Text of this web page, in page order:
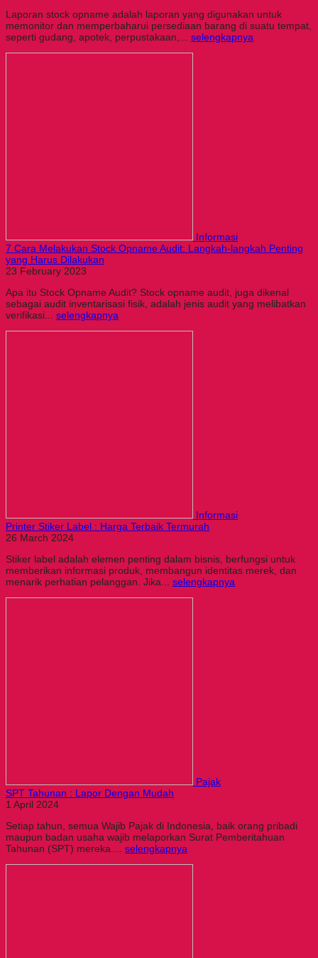
Laporan stock opname adalah laporan yang digunakan untuk
memonitor dan memperbaharui persediaan barang di suatu tempat,
seperti gudang, apotek, perpustakaan,... selengkapnya
Informasi
7 Cara Melakukan Stock Opname Audit: Langkah-langkah Penting
yang Harus Dilakukan
23 February 2023
Apa itu Stock Opname Audit? Stock opname audit, juga dikenal
sebagai audit inventarisasi fisik, adalah jenis audit yang melibatkan
verifikasi... selengkapnya
Informasi
Printer Stiker Label : Harga Terbaik Termurah
26 March 2024
Stiker label adalah elemen penting dalam bisnis, berfungsi untuk
memberikan informasi produk, membangun identitas merek, dan
menarik perhatian pelanggan. Jika... selengkapnya
Pajak
SPT Tahunan : Lapor Dengan Mudah
1 April 2024
Setiap tahun, semua Wajib Pajak di Indonesia, baik orang pribadi
maupun badan usaha wajib melaporkan Surat Pemberitahuan
Tahunan (SPT) mereka.... selengkapnya